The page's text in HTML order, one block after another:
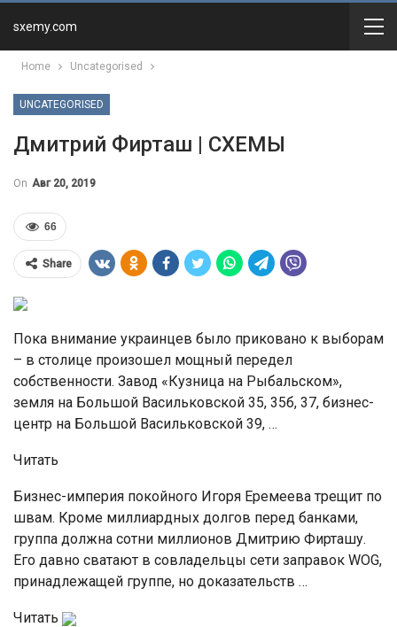
sxemy.com
Home Uncategorised
UNCATEGORISED
Дмитрий Фирташ | СХЕМЫ
On Авг 20, 2019
66
Share
Пока внимание украинцев было приковано к выборам
– в столице произошел мощный передел
собственности. Завод «Кузница на Рыбальском»,
земля на Большой Васильковской 35, 35б, 37, бизнес-
центр на Большой Васильковской 39, …
Читать
Бизнес-империя покойного Игоря Еремеева трещит по
швам. Кроме миллиардных долгов перед банками,
группа должна сотни миллионов Дмитрию Фирташу.
Его давно сватают в совладельцы сети заправок WOG,
принадлежащей группе, но доказательств …
Читать